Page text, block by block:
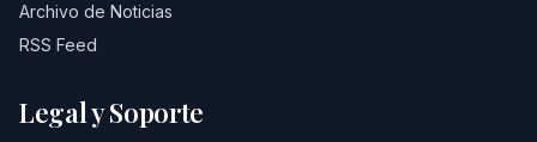
Archivo de Noticias
RSS Feed
Legal y Soporte